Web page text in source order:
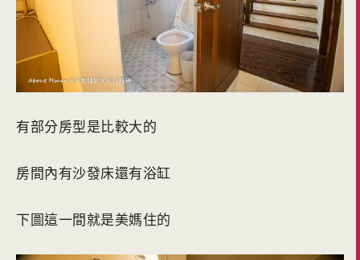
有部分房型是比較大的
房間內有沙發床還有浴缸
下圖這一間就是美媽住的